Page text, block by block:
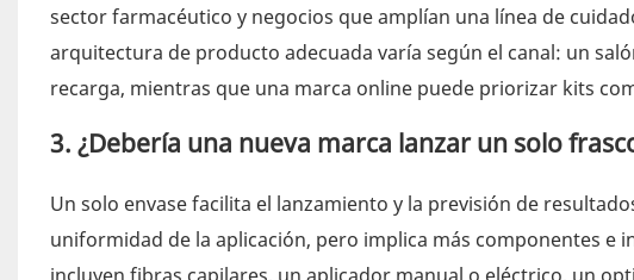
sector farmacéutico y negocios que amplían una línea de
arquitectura de producto adecuada varía según el canal: un
recarga, mientras que una marca online puede priorizar kits
3. ¿Debería una nueva marca lanzar un solo
Un solo envase facilita el lanzamiento y la previsión de
uniformidad de la aplicación, pero implica más componentes e